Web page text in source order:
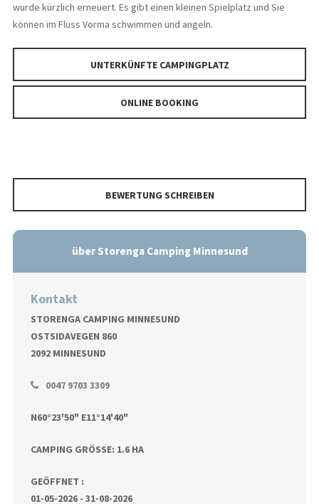
wurde kürzlich erneuert. Es gibt einen kleinen Spielplatz und Sie
können im Fluss Vorma schwimmen und angeln.
UNTERKÜNFTE CAMPINGPLATZ
ONLINE BOOKING
BEWERTUNG SCHREIBEN
über Storenga Camping Minnesund
Kontakt
STORENGA CAMPING MINNESUND
OSTSIDAVEGEN 860
2092 MINNESUND
0047 9703 3309
N60°23'50" E11°14'40"
CAMPING GRÖSSE: 1.6 HA
GEÖFFNET :
01-05-2026 - 31-08-2026